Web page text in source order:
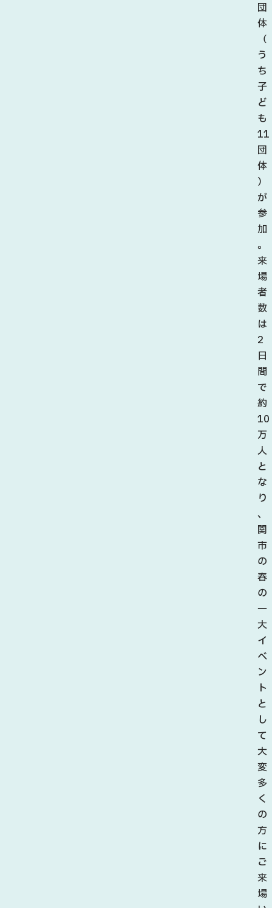
団
体
（
う
ち
子
ど
も
11
団
体
）
が
参
加
。
来
場
者
数
は
2
日
間
で
約
10
万
人
と
な
り
、
関
市
の
春
の
一
大
イ
ベ
ン
ト
と
し
て
大
変
多
く
の
方
に
ご
来
場